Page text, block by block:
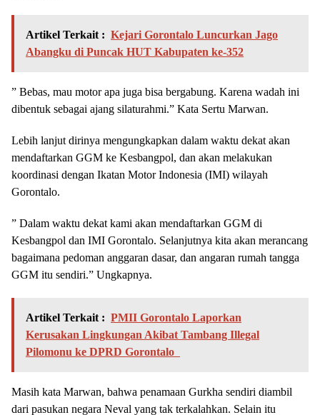
Artikel Terkait : Kejari Gorontalo Luncurkan Jago
Abangku di Puncak HUT Kabupaten ke-352
” Bebas, mau motor apa juga bisa bergabung. Karena wadah ini
dibentuk sebagai ajang silaturahmi.” Kata Sertu Marwan.
Lebih lanjut dirinya mengungkapkan dalam waktu dekat akan
mendaftarkan GGM ke Kesbangpol, dan akan melakukan
koordinasi dengan Ikatan Motor Indonesia (IMI) wilayah
Gorontalo.
” Dalam waktu dekat kami akan mendaftarkan GGM di
Kesbangpol dan IMI Gorontalo. Selanjutnya kita akan merancang
bagaimana pedoman anggaran dasar, dan angaran rumah tangga
GGM itu sendiri.” Ungkapnya.
Artikel Terkait : PMII Gorontalo Laporkan
Kerusakan Lingkungan Akibat Tambang Illegal
Pilomonu ke DPRD Gorontalo
Masih kata Marwan, bahwa penamaan Gurkha sendiri diambil
dari pasukan negara Neval yang tak terkalahkan. Selain itu